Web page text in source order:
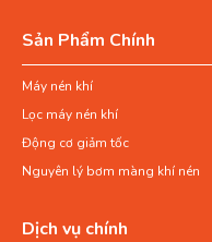
Sản Phẩm Chính
Máy nén khí
Lọc máy nén khí
Động cơ giảm tốc
Nguyên lý bơm màng khí nén
Dịch vụ chính